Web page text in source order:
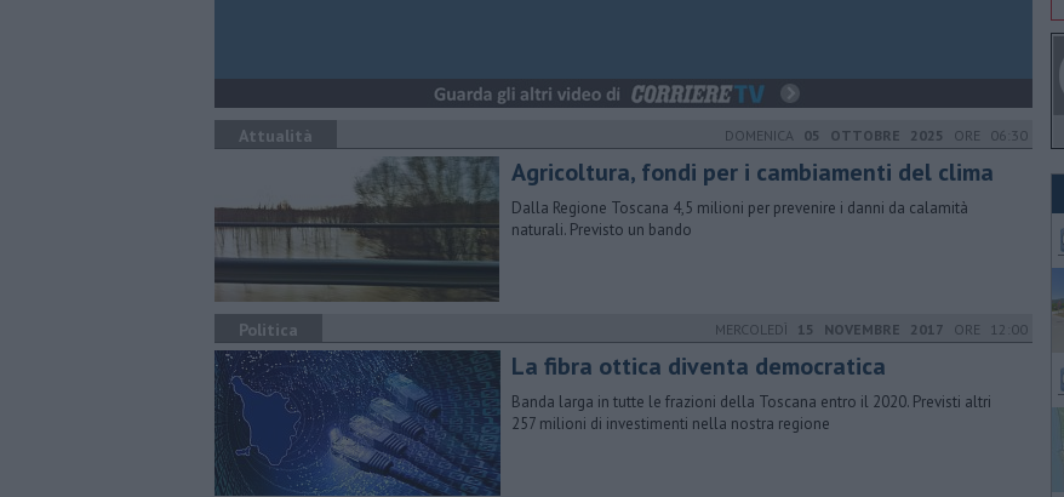
Attualità DOMENICA 05 OTTOBRE 2025 ORE 06:30
Agricoltura, fondi per i cambiamenti del clima
Dalla Regione Toscana 4,5 milioni per prevenire i danni da calamità
naturali. Previsto un bando
Politica MERCOLEDÌ 15 NOVEMBRE 2017 ORE 12:00
La fibra ottica diventa democratica
Banda larga in tutte le frazioni della Toscana entro il 2020. Previsti altri
257 milioni di investimenti nella nostra regione